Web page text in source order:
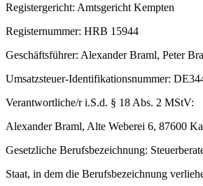
Registergericht: Amtsgericht Kempten
Registernummer: HRB 15944
Geschäftsführer: Alexander Braml, Peter
Umsatzsteuer-Identifikationsnummer:
Verantwortliche/r i.S.d. § 18 Abs. 2 MStV:
Alexander Braml, Alte Weberei 6, 87600
Gesetzliche Berufsbezeichnung:
Staat, in dem die Berufsbezeichnung